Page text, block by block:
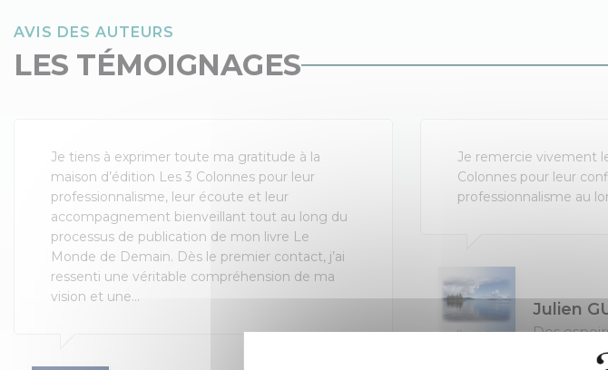
AVIS DES AUTEURS
LES TÉMOIGNAGES
Je tiens à exprimer toute ma gratitude à la
maison d’édition Les 3 Colonnes pour leur
professionnalisme, leur écoute et leur
accompagnement bienveillant tout au long du
processus de publication de mon livre Le
Monde de Demain. Dès le premier contact, j’ai
ressenti une véritable compréhension de ma
vision et une...
Je remercie vivement
Colonnes pour leur
professionnalisme au
Julien
Des